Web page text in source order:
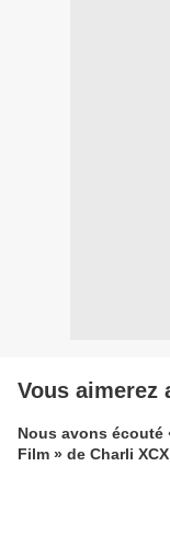
Vous aimerez
Nous avons écouté
Film » de Charli